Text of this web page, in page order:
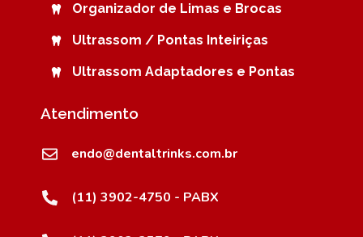
Organizador de Limas e Brocas
Ultrassom / Pontas Inteiriças
Ultrassom Adaptadores e Pontas
Atendimento
endo@dentaltrinks.com.br
(11) 3902-4750 - PABX